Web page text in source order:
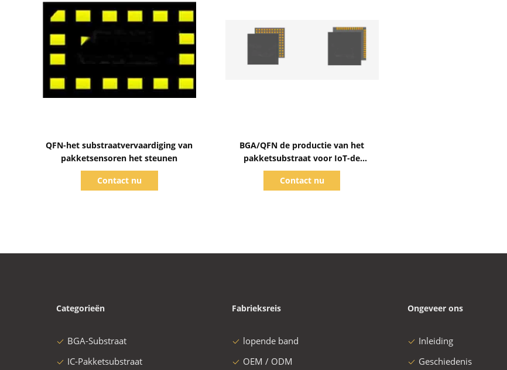
QFN-het substraatvervaardiging van
pakketsensoren het steunen
Contact nu
BGA/QFN de productie van het
pakketsubstraat voor IoT-de
industriehalfgeleider
Contact nu
Categorieën
BGA-Substraat
IC-Pakketsubstraat
Fabrieksreis
lopende band
OEM / ODM
Ongeveer ons
Inleiding
Geschiedenis